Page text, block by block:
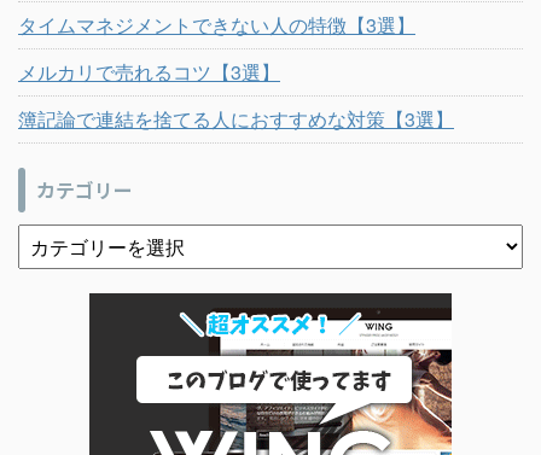
タイムマネジメントできない人の特徴【3選】
メルカリで売れるコツ【3選】
簿記論で連結を捨てる人におすすめな対策【3選】
カテゴリー